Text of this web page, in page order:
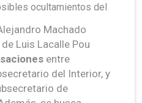
ocultamientos del
Machado
Luis Lacalle Pou
entre
del Interior, y
de